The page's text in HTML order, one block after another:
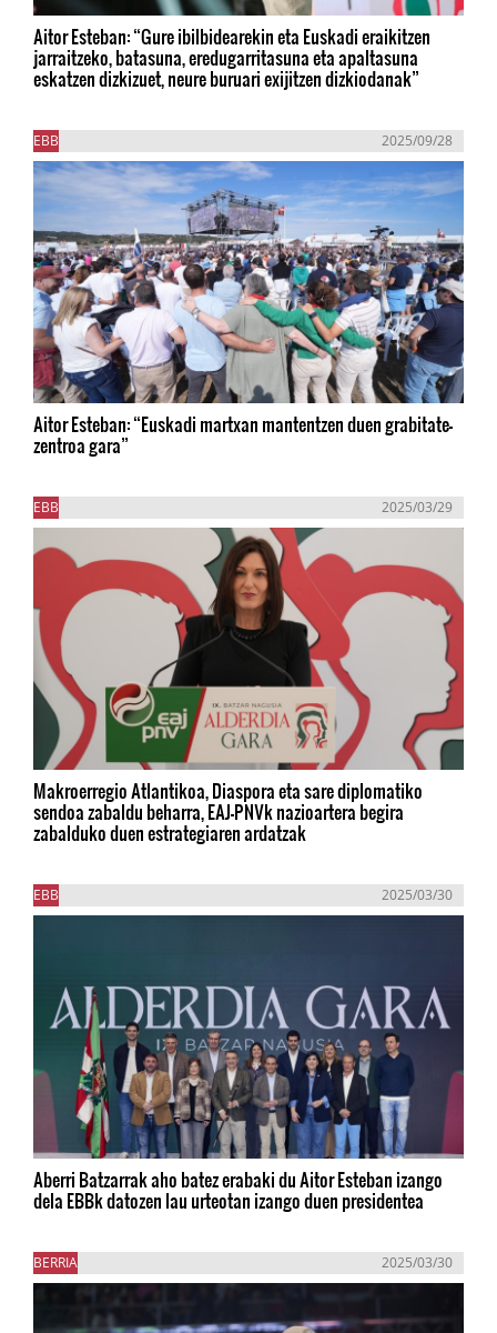
Aitor Esteban: “Gure ibilbidearekin eta Euskadi eraikitzen
jarraitzeko, batasuna, eredugarritasuna eta apaltasuna
eskatzen dizkizuet, neure buruari exijitzen dizkiodanak”
EBB 2025/09/28
Aitor Esteban: “Euskadi martxan mantentzen duen grabitate-
zentroa gara”
EBB 2025/03/29
Makroerregio Atlantikoa, Diaspora eta sare diplomatiko
sendoa zabaldu beharra, EAJ-PNVk nazioartera begira
zabalduko duen estrategiaren ardatzak
EBB 2025/03/30
Aberri Batzarrak aho batez erabaki du Aitor Esteban izango
dela EBBk datozen lau urteotan izango duen presidentea
BERRIA 2025/03/30